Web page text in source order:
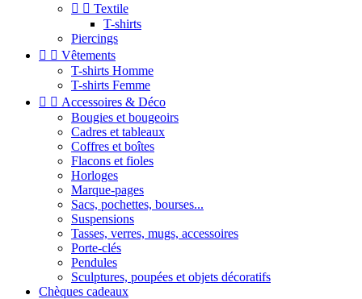
  Textile
T-shirts
Piercings
  Vêtements
T-shirts Homme
T-shirts Femme
  Accessoires & Déco
Bougies et bougeoirs
Cadres et tableaux
Coffres et boîtes
Flacons et fioles
Horloges
Marque-pages
Sacs, pochettes, bourses...
Suspensions
Tasses, verres, mugs, accessoires
Porte-clés
Pendules
Sculptures, poupées et objets décoratifs
Chèques cadeaux